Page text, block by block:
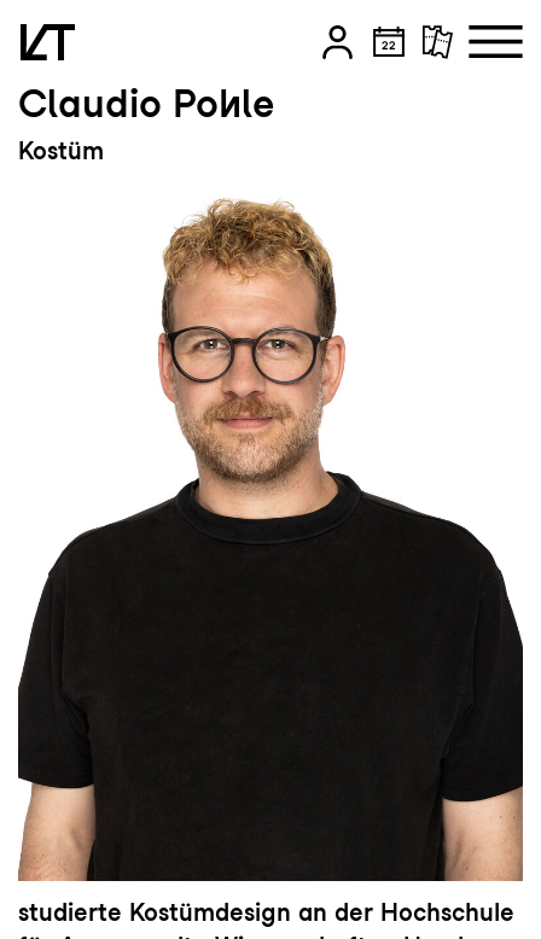
Zum Hauptinhalt springen
Zum Footer springen
Claudio Pohle
Kostüm
studierte Kostümdesign an der Hochschule